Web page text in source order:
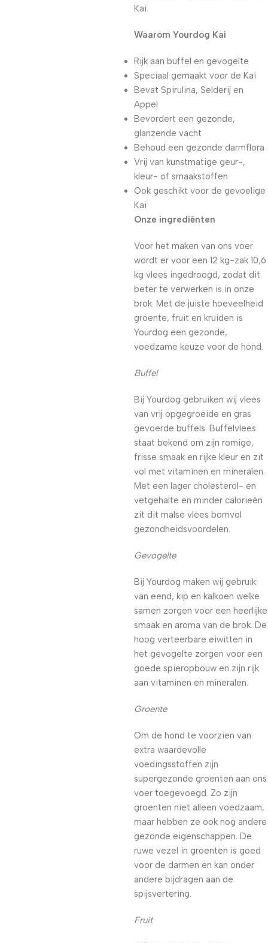
Kai.
Waarom Yourdog Kai
Rijk aan buffel en gevogelte
Speciaal gemaakt voor de Kai
Bevat Spirulina, Selderij en
Appel
Bevordert een gezonde,
glanzende vacht
Behoud een gezonde darmflora
Vrij van kunstmatige geur-,
kleur- of smaakstoffen
Ook geschikt voor de gevoelige
Kai
Onze ingrediënten
Voor het maken van ons voer
wordt er voor een 12 kg-zak 10,6
kg vlees ingedroogd, zodat dit
beter te verwerken is in onze
brok. Met de juiste hoeveelheid
groente, fruit en kruiden is
Yourdog een gezonde,
voedzame keuze voor de hond.
Buffel
Bij Yourdog gebruiken wij vlees
van vrij opgegroeide en gras
gevoerde buffels. Buffelvlees
staat bekend om zijn romige,
frisse smaak en rijke kleur en zit
vol met vitaminen en mineralen.
Met een lager cholesterol- en
vetgehalte en minder calorieën
zit dit malse vlees bomvol
gezondheidsvoordelen.
Gevogelte
Bij Yourdog maken wij gebruik
van eend, kip en kalkoen welke
samen zorgen voor een heerlijke
smaak en aroma van de brok. De
hoog verteerbare eiwitten in
het gevogelte zorgen voor een
goede spieropbouw en zijn rijk
aan vitaminen en mineralen.
Groente
Om de hond te voorzien van
extra waardevolle
voedingsstoffen zijn
supergezonde groenten aan ons
voer toegevoegd. Zo zijn
groenten niet alleen voedzaam,
maar hebben ze ook nog andere
gezonde eigenschappen. De
ruwe vezel in groenten is goed
voor de darmen en kan onder
andere bijdragen aan de
spijsvertering.
Fruit